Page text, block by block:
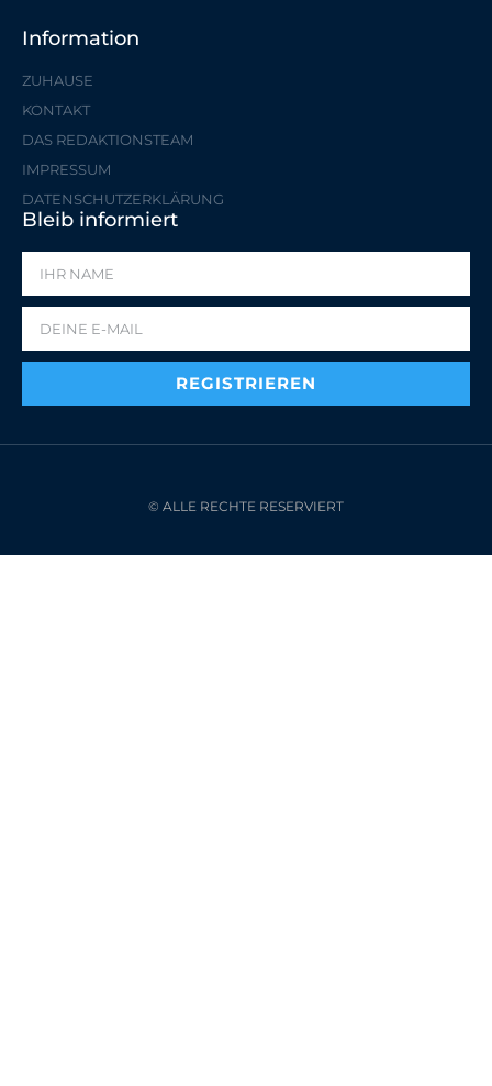
Information
ZUHAUSE
KONTAKT
DAS REDAKTIONSTEAM
IMPRESSUM
DATENSCHUTZERKLÄRUNG
Bleib informiert
REGISTRIEREN
© ALLE RECHTE RESERVIERT